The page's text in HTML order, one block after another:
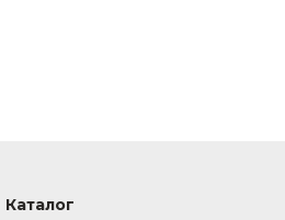
Каталог